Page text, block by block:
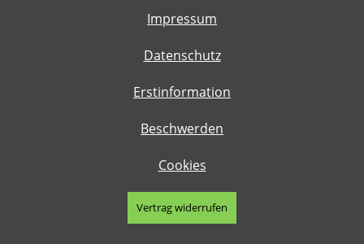
Impressum
Datenschutz
Erstinformation
Beschwerden
Cookies
Vertrag widerrufen